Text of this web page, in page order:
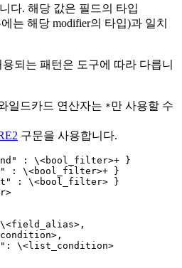
다. 해당 값은 필드의 타입
는 해당 modifier의 타입)과 일치
되는 패턴은 도구에 따라 다릅니
일드카드 연산자는 *만 사용할 수
구문을 사용합니다.
: \<bool_filter>+ }
: \<bool_filter>+ }
: \<bool_filter> }
\<list_condition>